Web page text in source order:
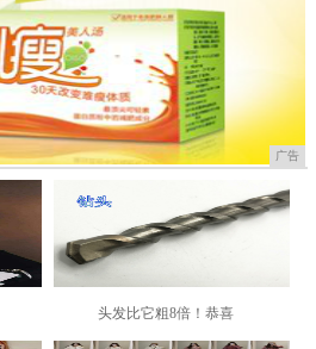
广告
头发比它粗8倍！恭喜